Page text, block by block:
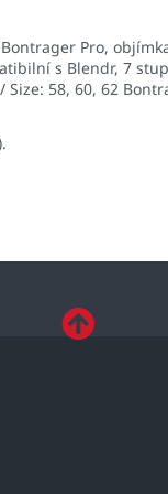
Pro,
s Blendr, 7
58, 60, 62